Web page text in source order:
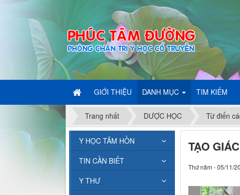
GIỚI THIỆU DANH MỤC TIM KIẾM
Trang nhất DƯỢC HỌC Từ điển
TẠO
Thứ năm - 05/11/
Y HỌC TÂM HỒN
TIN CẦN BIẾT
Y THƯ